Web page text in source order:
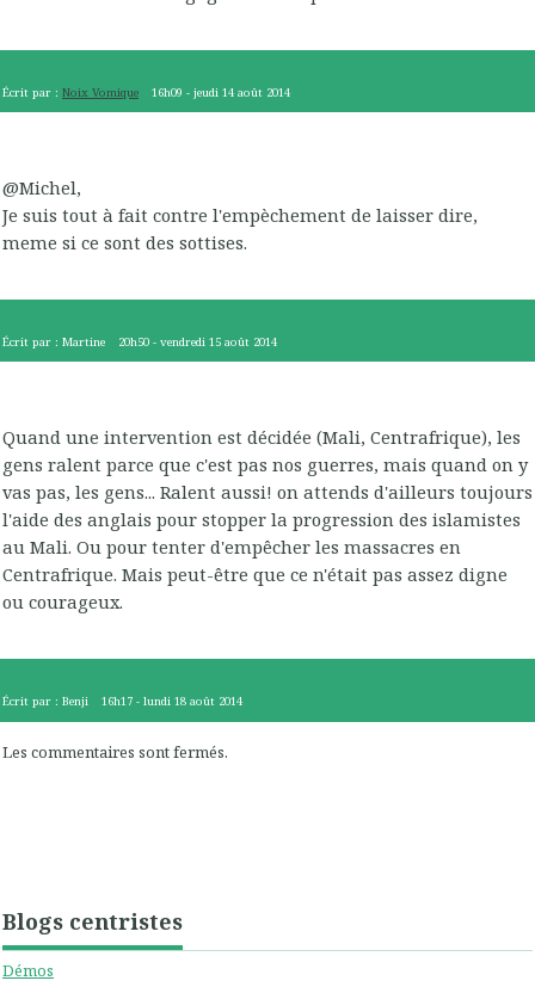
Blogs centristes
Démos
Écrit par : Noix Vomique 16h09 -jeudi 14 août 2014
@Michel,
Je suis tout à fait contre l'empèchement de laisser dire,
meme si ce sont des sottises.
Écrit par : Martine 20h50 -vendredi 15 août 2014
Quand une intervention est décidée (Mali, Centrafrique), les
gens ralent parce que c'est pas nos guerres, mais quand on y
vas pas, les gens... Ralent aussi! on attends d'ailleurs toujours
l'aide des anglais pour stopper la progression des islamistes
au Mali. Ou pour tenter d'empêcher les massacres en
Centrafrique. Mais peut-être que ce n'était pas assez digne
ou courageux.
Écrit par : Benji 16h17 -lundi 18 août 2014
Les commentaires sont fermés.